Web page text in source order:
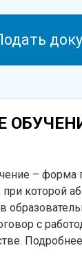
– форма
при которой
с